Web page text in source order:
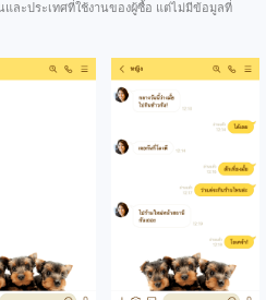
ละประเทศที่ใช้งานของผู้ซื้อ แต่ไม่มีข้อมูลที่